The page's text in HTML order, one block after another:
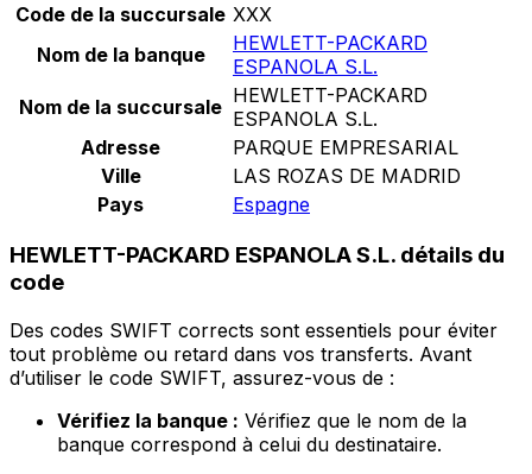
Code de la succursale XXX
Nom de la banque
HEWLETT-PACKARD
ESPANOLA S.L.
Nom de la succursale HEWLETT-PACKARD
ESPANOLA S.L.
Adresse
PARQUE EMPRESARIAL
Ville
LAS ROZAS DE MADRID
Pays
Espagne
HEWLETT-PACKARD ESPANOLA S.L. détails du
code
Des codes SWIFT corrects sont essentiels pour éviter
tout problème ou retard dans vos transferts. Avant
d’utiliser le code SWIFT, assurez-vous de :
Vérifiez la banque : Vérifiez que le nom de la
banque correspond à celui du destinataire.